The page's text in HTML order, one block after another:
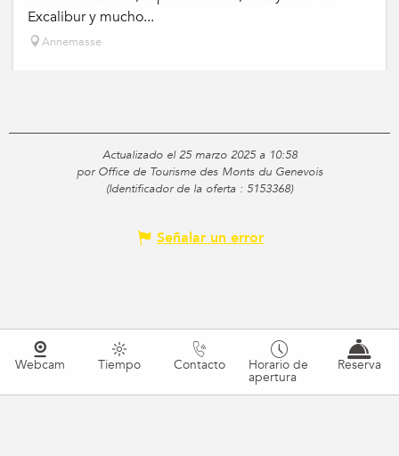
Excalibur y mucho...
Annemasse
Actualizado el 25 marzo 2025 a 10:58
por Office de Tourisme des Monts du Genevois
(Identificador de la oferta : 5153368)
Señalar un error
Webcam Tiempo Contacto Horario de
apertura
Reserva